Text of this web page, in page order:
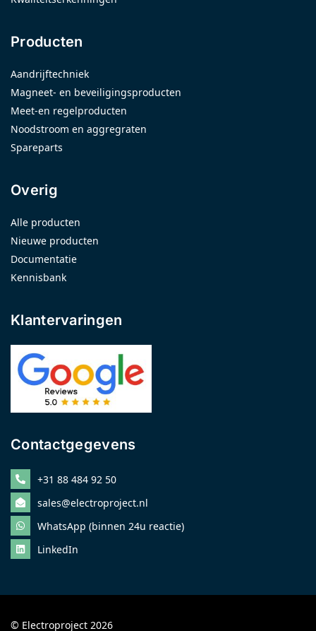
Producten
Aandrijftechniek
Magneet- en beveiligingsproducten
Meet-en regelproducten
Noodstroom en aggregraten
Spareparts
Overig
Alle producten
Nieuwe producten
Documentatie
Kennisbank
Klantervaringen
Contactgegevens
+31 88 484 92 50
sales@electroproject.nl
WhatsApp (binnen 24u reactie)
LinkedIn
© Electroproject 2026